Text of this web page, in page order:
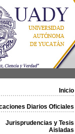
Inicio
Diarios Oficiales
Jurisprudencias y Tesis
Aisladas